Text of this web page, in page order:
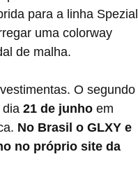
para a linha Spezial
uma colorway
de malha.
dia 21 de junho em
No Brasil o GLXY e
no próprio site da